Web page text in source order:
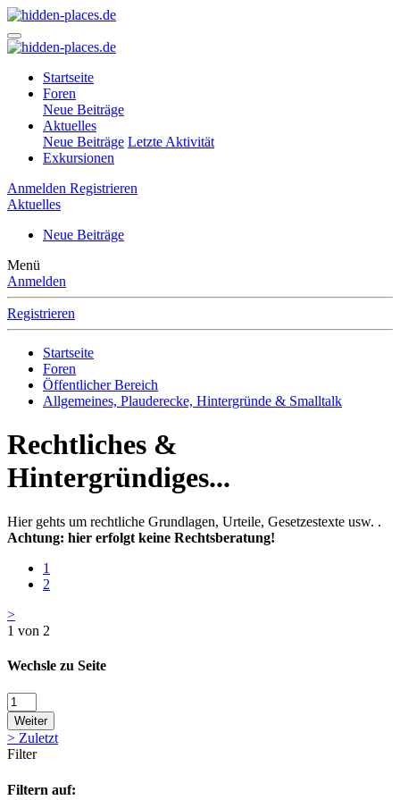
Startseite
Foren
Neue Beiträge
Aktuelles
Neue Beiträge Letzte Aktivität
Exkursionen
Anmelden Registrieren
Aktuelles
Neue Beiträge
Menü
Anmelden
Registrieren
Startseite
Foren
Öffentlicher Bereich
Allgemeines, Plauderecke, Hintergründe & Smalltalk
Rechtliches &
Hintergründiges...
Hier gehts um rechtliche Grundlagen, Urteile, Gesetzestexte usw. .
Achtung: hier erfolgt keine Rechtsberatung!
1
2
>
1 von 2
Wechsle zu Seite
Weiter
> Zuletzt
Filter
Filtern auf: